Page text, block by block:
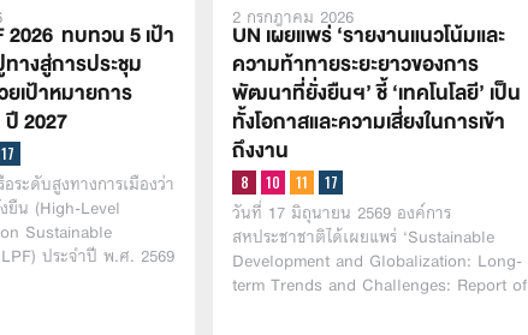
2026 ทบทวน 5 เป้า
างสู่การประชุม
เป้าหมายการ
2027
ระดับสูงทางการเมืองว่า
น (High-Level
Sustainable
ประจำปี พ.ศ. 2569
2 กรกฎาคม 2026
UN เผยแพร่ ‘รายงานแนวโน้มและ
ความท้าทายระยะยาวของการ
พัฒนาที่ยั่งยืนฯ’ ชี้ ‘เทคโนโลยี’ เป็น
ทั้งโอกาสและความเสี่ยงในการเข้า
ถึงงาน
วันที่ 17 มิถุนายน 2569 องค์การ
สหประชาชาติได้เผยแพร่ ‘Sustainable
Development and Globalization: Long-
term Trends and Challenges: Report of